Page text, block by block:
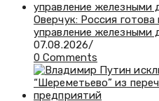
Оверчук: Россия
управление железными
07.08.2026/
0 Comments